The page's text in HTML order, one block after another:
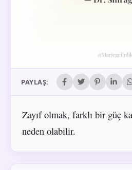
PAYLAŞ:
Zayıf olmak, farklı bir güç
neden olabilir.